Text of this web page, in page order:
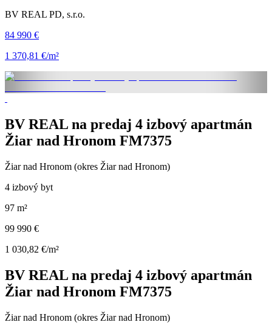
BV REAL PD, s.r.o.
84 990 €
1 370,81 €/m²
BV REAL na predaj 4 izbový apartmán
Žiar nad Hronom FM7375
Žiar nad Hronom (okres Žiar nad Hronom)
4 izbový byt
97 m²
99 990 €
1 030,82 €/m²
BV REAL na predaj 4 izbový apartmán
Žiar nad Hronom FM7375
Žiar nad Hronom (okres Žiar nad Hronom)